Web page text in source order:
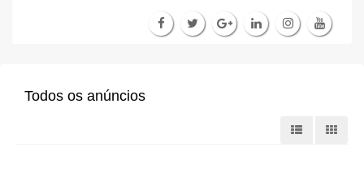
Todos os anúncios